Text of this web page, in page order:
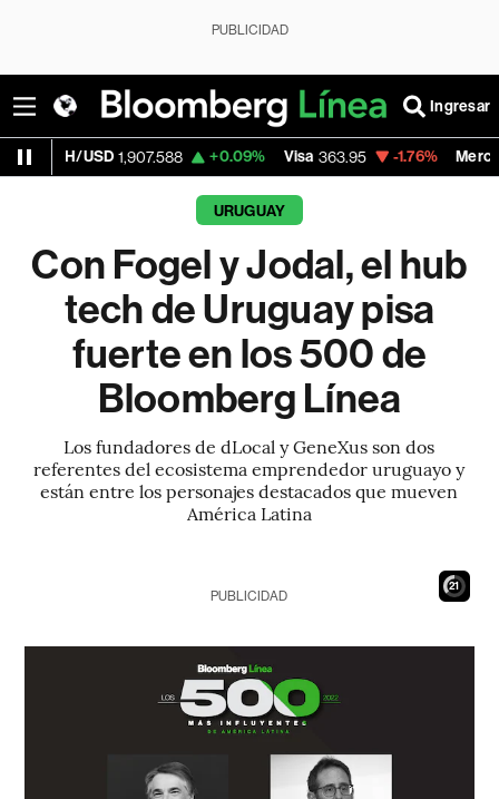
PUBLICIDAD
Ingresar
1,907.588 +0.09% Visa 363.95 -1.76% MercadoLibre
URUGUAY
Con Fogel y Jodal, el hub
tech de Uruguay pisa
fuerte en los 500 de
Bloomberg Línea
Los fundadores de dLocal y GeneXus son dos
referentes del ecosistema emprendedor uruguayo y
están entre los personajes destacados que mueven
América Latina
20
PUBLICIDAD